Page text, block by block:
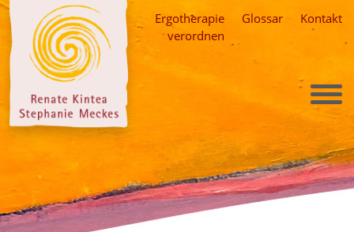
Skip
to
content
Ergotherapie
verordnen
Glossar Kontakt